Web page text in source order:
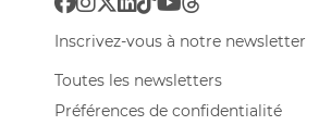
Inscrivez-vous à notre newsletter
Toutes les newsletters
Préférences de confidentialité